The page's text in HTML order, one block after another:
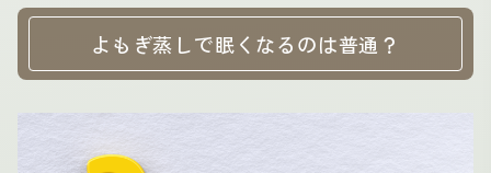
よもぎ蒸しで眠くなるのは普通？